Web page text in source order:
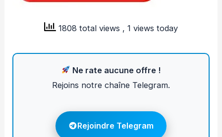
1808 total views , 1 views today
Ne rate aucune offre !
Rejoins notre chaîne Telegram.
Rejoindre Telegram